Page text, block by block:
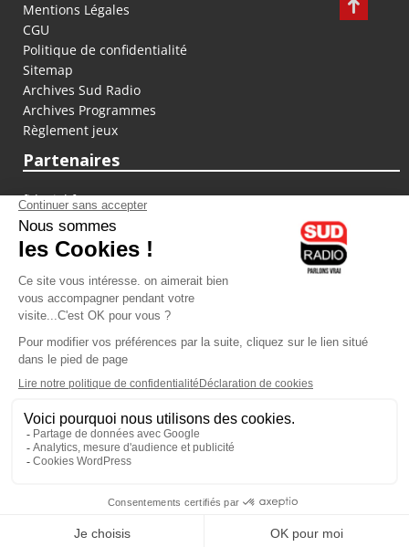
Mentions Légales
CGU
Politique de confidentialité
Sitemap
Archives Sud Radio
Archives Programmes
Règlement jeux
Partenaires
fiducial.fr
lyoncapitale.fr
olympique-et-lyonnais.com
L'application Iphone / Android
Téléchargez l'application
Les cookies
Gestion des cookies
Crédit photos : ©Sud Radio / Pierre Olivier
Jacques Pessis
Les clefs d'une vie
Alexandre Delovane
C'est votre avenir